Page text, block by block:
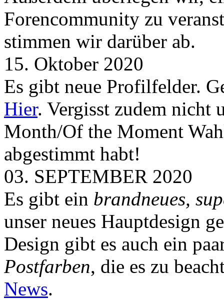
Forencommunity zu
stimmen wir darüber ab.
15. Oktober 2020
Es gibt neue Profilfelder.
Hier. Vergisst zudem nicht
Month/Of the Moment
abgestimmt habt!
03. SEPTEMBER 2020
Es gibt ein brandneues,
unser neues Hauptdesign
Design gibt es auch ein
Postfarben, die es zu
News.